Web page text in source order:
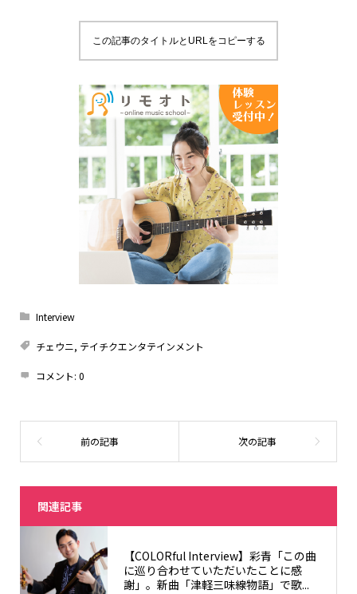
この記事のタイトルとURLをコピーする
Interview
チェウニ, テイチクエンタテインメント
コメント: 0
関連記事
【COLORful Interview】彩青「この曲
に巡り合わせていただいたことに感
謝」。新曲「津軽三味線物語」で歌...